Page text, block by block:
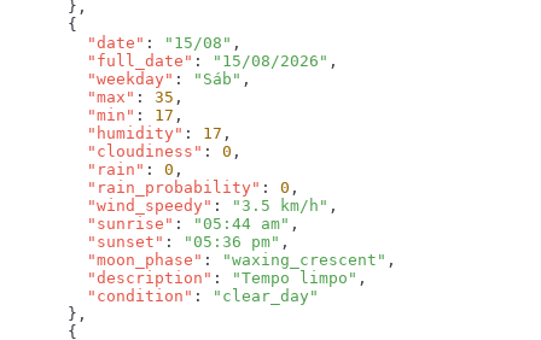
        "date"
: "15/08"
        "full_date"
: "15/08/2026"
        "weekday"
: "Sáb"
        "max"
: 35
        "min"
: 17
        "humidity"
: 17
        "cloudiness"
: 0
        "rain"
: 0
        "rain_probability"
: 0
        "wind_speedy"
: "3.5 km/h"
        "sunrise"
: "05:44 am"
        "sunset"
: "05:36 pm"
        "moon_phase"
: "waxing_crescent"
        "description"
: "Tempo limpo"
        "condition"
: